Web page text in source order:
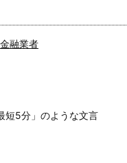
融業者
短5分」のような文言